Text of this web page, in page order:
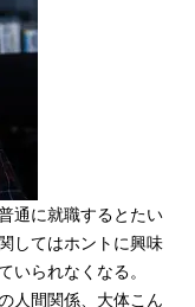
通に就職するとたい
してはホントに興味
いられなくなる。
人間関係、大体こん